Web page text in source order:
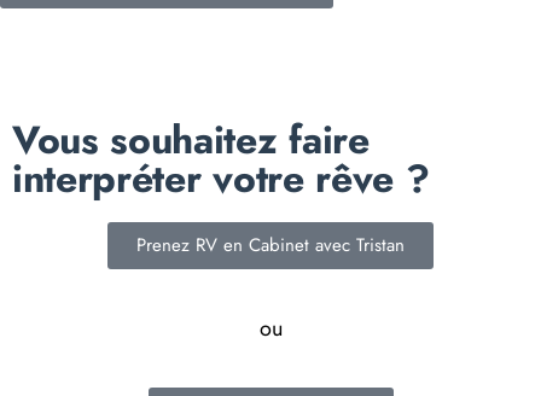
Vous souhaitez faire
interpréter votre rêve ?
Prenez RV en Cabinet avec Tristan
ou